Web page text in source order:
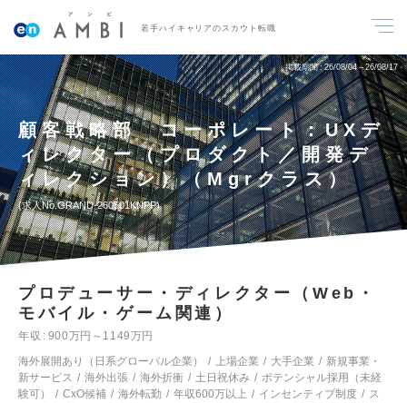
若手ハイキャリアのスカウト転職
掲載期間 26/08/04～26/08/17
顧客戦略部 コーポレート：UXデ
ィレクター（プロダクト／開発デ
ィレクション）（Mgrクラス）
求人No.GRAND-260501KNPP
プロデューサー・ディレクター（Web・
モバイル・ゲーム関連）
年収
900万円～1149万円
海外展開あり（日系グローバル企業）
上場企業 大手企業
新規事業・
新サービス
海外出張 海外折衝 土日祝休み
ポテンシャル採用（未経
験可）
CxO候補 海外転勤 年収600万以上 インセンティブ制度
ス